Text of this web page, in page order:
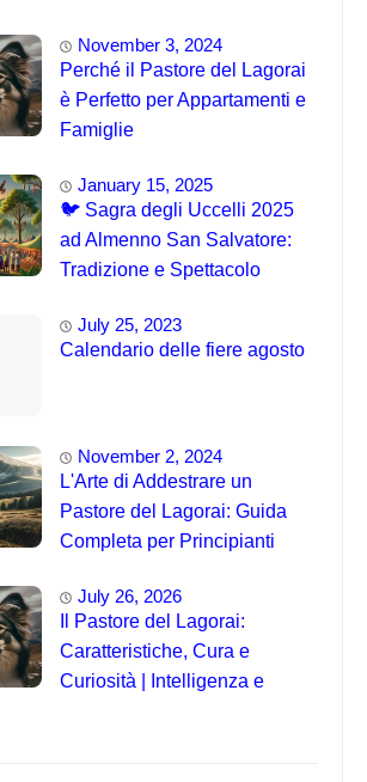
November 3, 2024
Perché il Pastore del Lagorai
è Perfetto per Appartamenti e
Famiglie
January 15, 2025
🐦 Sagra degli Uccelli 2025
ad Almenno San Salvatore:
Tradizione e Spettacolo
July 25, 2023
Calendario delle fiere agosto
November 2, 2024
L'Arte di Addestrare un
Pastore del Lagorai: Guida
Completa per Principianti
July 26, 2026
Il Pastore del Lagorai:
Caratteristiche, Cura e
Curiosità | Intelligenza e